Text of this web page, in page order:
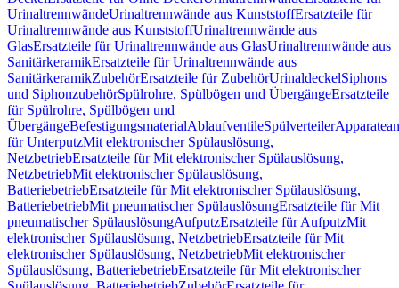
UrinaltrennwändeUrinaltrennwände aus KunststoffErsatzteile für
Urinaltrennwände aus KunststoffUrinaltrennwände aus
GlasErsatzteile für Urinaltrennwände aus GlasUrinaltrennwände aus
SanitärkeramikErsatzteile für Urinaltrennwände aus
SanitärkeramikZubehörErsatzteile für ZubehörUrinaldeckelSiphons
und SiphonzubehörSpülrohre, Spülbögen und ÜbergängeErsatzteile
für Spülrohre, Spülbögen und
ÜbergängeBefestigungsmaterialAblaufventileSpülverteiler
für UnterputzMit elektronischer Spülauslösung,
NetzbetriebErsatzteile für Mit elektronischer Spülauslösung,
NetzbetriebMit elektronischer Spülauslösung,
BatteriebetriebErsatzteile für Mit elektronischer Spülauslösung,
BatteriebetriebMit pneumatischer SpülauslösungErsatzteile für Mit
pneumatischer SpülauslösungAufputzErsatzteile für AufputzMit
elektronischer Spülauslösung, NetzbetriebErsatzteile für Mit
elektronischer Spülauslösung, NetzbetriebMit elektronischer
Spülauslösung, BatteriebetriebErsatzteile für Mit elektronischer